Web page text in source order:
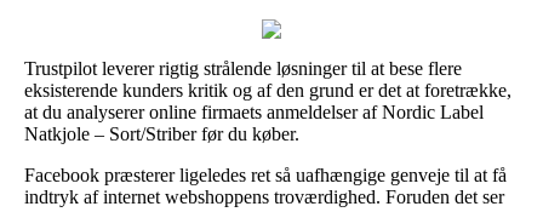
Trustpilot leverer rigtig strålende løsninger til at bese flere
eksisterende kunders kritik og af den grund er det at foretrække,
at du analyserer online firmaets anmeldelser af Nordic Label
Natkjole – Sort/Striber før du køber.
Facebook præsterer ligeledes ret så uafhængige genveje til at få
indtryk af internet webshoppens troværdighed. Foruden det ser